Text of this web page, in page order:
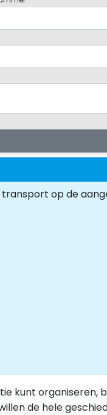
op de
kunt organiseren,
de hele